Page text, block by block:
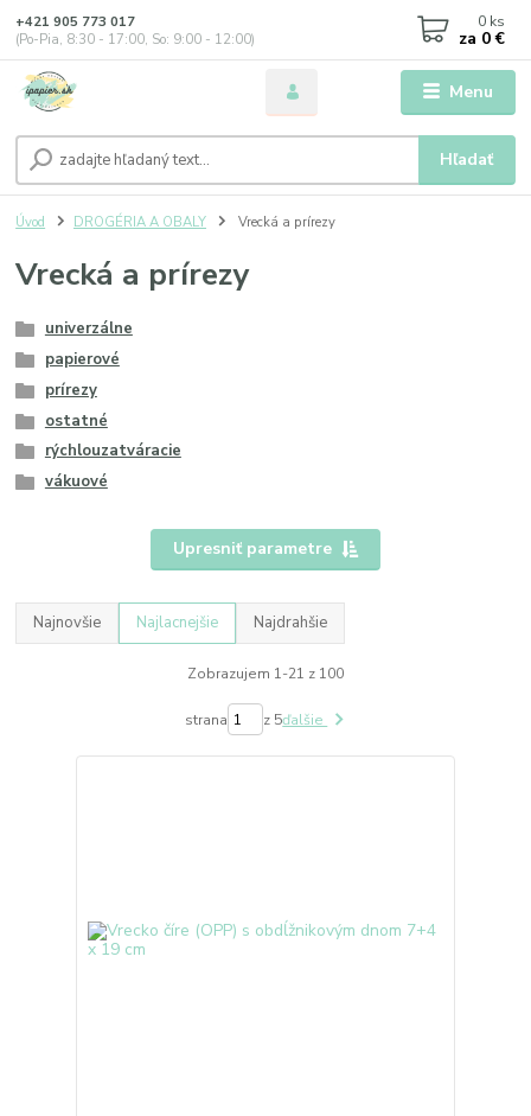
Menu
Hľadať
+421 905 773 017
(Po-Pia, 8:30 - 17:00, So: 9:00 - 12:00)
0 ks
za 0 €
Úvod DROGÉRIA A OBALY Vrecká a prírezy
Vrecká a prírezy
univerzálne
papierové
prírezy
ostatné
rýchlouzatváracie
vákuové
Upresniť parametre
Najnovšie Najlacnejšie Najdrahšie
Zobrazujem 1-21 z 100
strana z 5ďalšie